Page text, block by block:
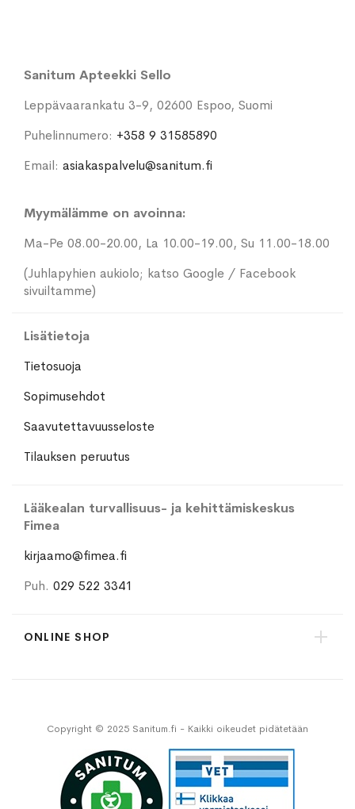
Sanitum Apteekki Sello
Leppävaarankatu 3-9, 02600 Espoo, Suomi
Puhelinnumero: +358 9 31585890
Email: asiakaspalvelu@sanitum.fi
Myymälämme on avoinna:
Ma-Pe 08.00-20.00, La 10.00-19.00, Su 11.00-18.00
(Juhlapyhien aukiolo; katso Google / Facebook
sivuiltamme)
Lisätietoja
Tietosuoja
Sopimusehdot
Saavutettavuusseloste
Tilauksen peruutus
Lääkealan turvallisuus- ja kehittämiskeskus
Fimea
kirjaamo@fimea.fi
Puh. 029 522 3341
ONLINE SHOP
Copyright © 2025 Sanitum.fi - Kaikki oikeudet pidätetään